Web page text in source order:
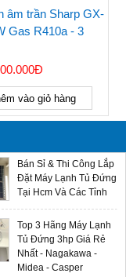
âm trần Sharp GX-
Gas R410a - 3
vào giỏ hàng
Điều Hòa Casper
Multi Split LG - Gas
R32 - Sản Phẩm Mới
2024 Giá Sỉ Tại Ánh
Bán Sỉ & Thi Công Lắp
Đặt Máy Lạnh Tủ Đứng
Tại Hcm Và Các Tỉnh
Top 3 Hãng Máy Lạnh
Tủ Đứng 3hp Giá Rẻ
Nhất - Nagakawa -
Midea - Casper